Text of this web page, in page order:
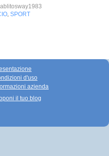
, SPORT
d'uso
azienda
il tuo blog